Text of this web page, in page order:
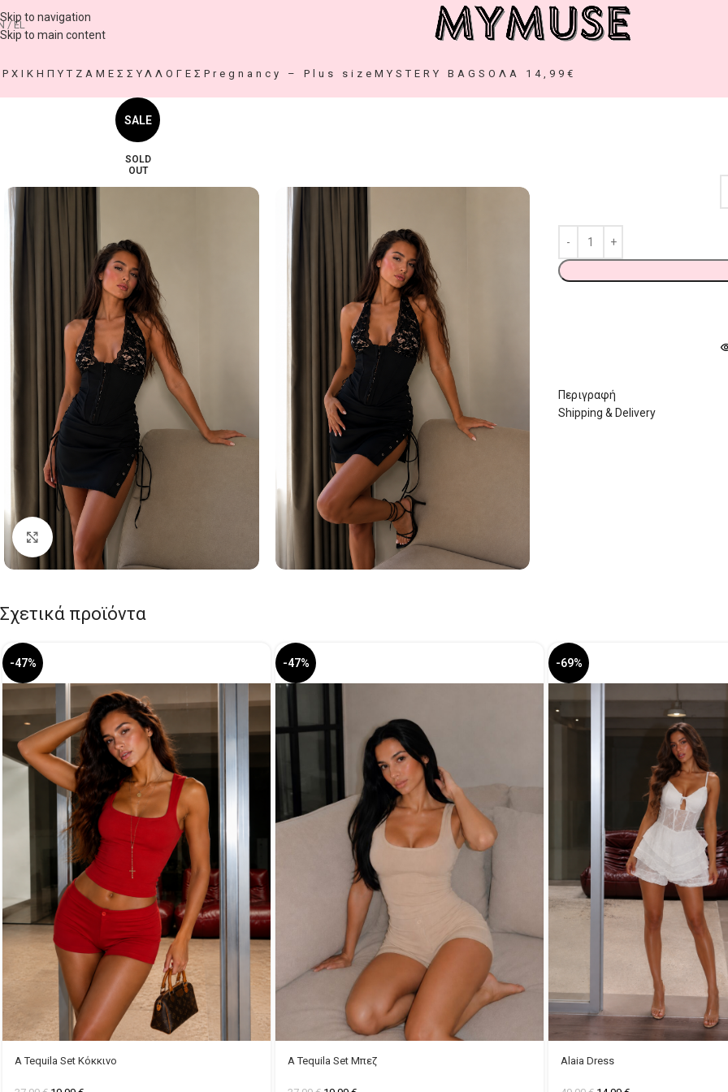
Skip to navigation
Skip to main content
/ EL
ΠΥΤΖΑΜΕΣ ΣΥΛΛΟΓΕΣ Pregnancy – Plus size MYSTERY BAGS ΟΛΑ 14,99€
SALE
SOLD
OUT
Click to enlarge
Περιγραφή
Shipping & Delivery
Σχετικά προϊόντα
-47%
A Tequila Set Κόκκινο
-47%
A Tequila Set Μπεζ
-69%
Alaia Dress